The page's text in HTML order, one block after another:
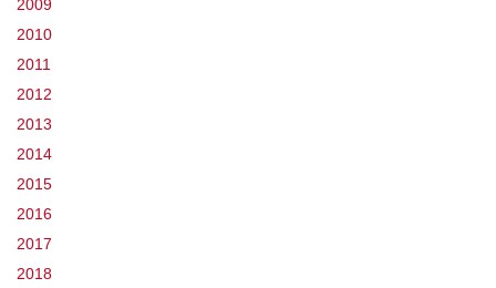
2009
2010
2011
2012
2013
2014
2015
2016
2017
2018